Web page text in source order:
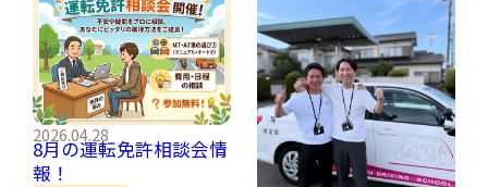
2026.04.28
8月の運転免許相談会情
報！